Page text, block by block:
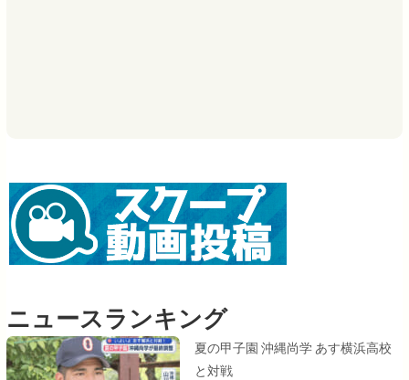
ニュースランキング
夏の甲子園 沖縄尚学 あす横浜高校
と対戦